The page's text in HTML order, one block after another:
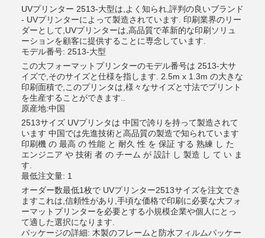
UVプリンター 2513-大型は,よく知られ,評判の良いブランド
- UVプリンターによって製造されています. 印刷業界のリー
ダーとして,UVプリンターは,高品質で革新的な印刷ソリュ
ーションを顧客に提供することに専念しています.
モデル番号: 2513-大型
この大フォーマットプリンターのモデル番号は 2513-大サ
イズで,そのサイズと仕様を指します. 2.5m x 1.3m の大きな
印刷面積で,このプリンタは,様々なサイズと寸法でプリント
を生産することができます..
原産地:中国
2513サイズ UVプリンタは 中国で誇りを持って製造されて
います 中国では先進技術と高品質の製造で知られています
印刷機 の 最高 の 性能 と 耐久 性 を 保証 する 熟練 し た
エンジニア や 技術 者 の チーム が 設計 し 製造 し て い ま
す.
最低注文量: 1
オーダー数最低1枚で UVプリンター2513サイズを注文でき
ますこれは,信頼性があり,手頃な価格で印刷に必要な大フォ
ーマットプリンターを必要とする小規模企業や個人にとっ
て適した選択になります.
パッケージの詳細: 木製のフレームと防水フィルムパッケー